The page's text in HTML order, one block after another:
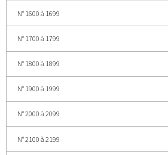
N° 1600 à 1699
N° 1700 à 1799
N° 1800 à 1899
N° 1900 à 1999
N° 2000 à 2099
N° 2100 à 2199